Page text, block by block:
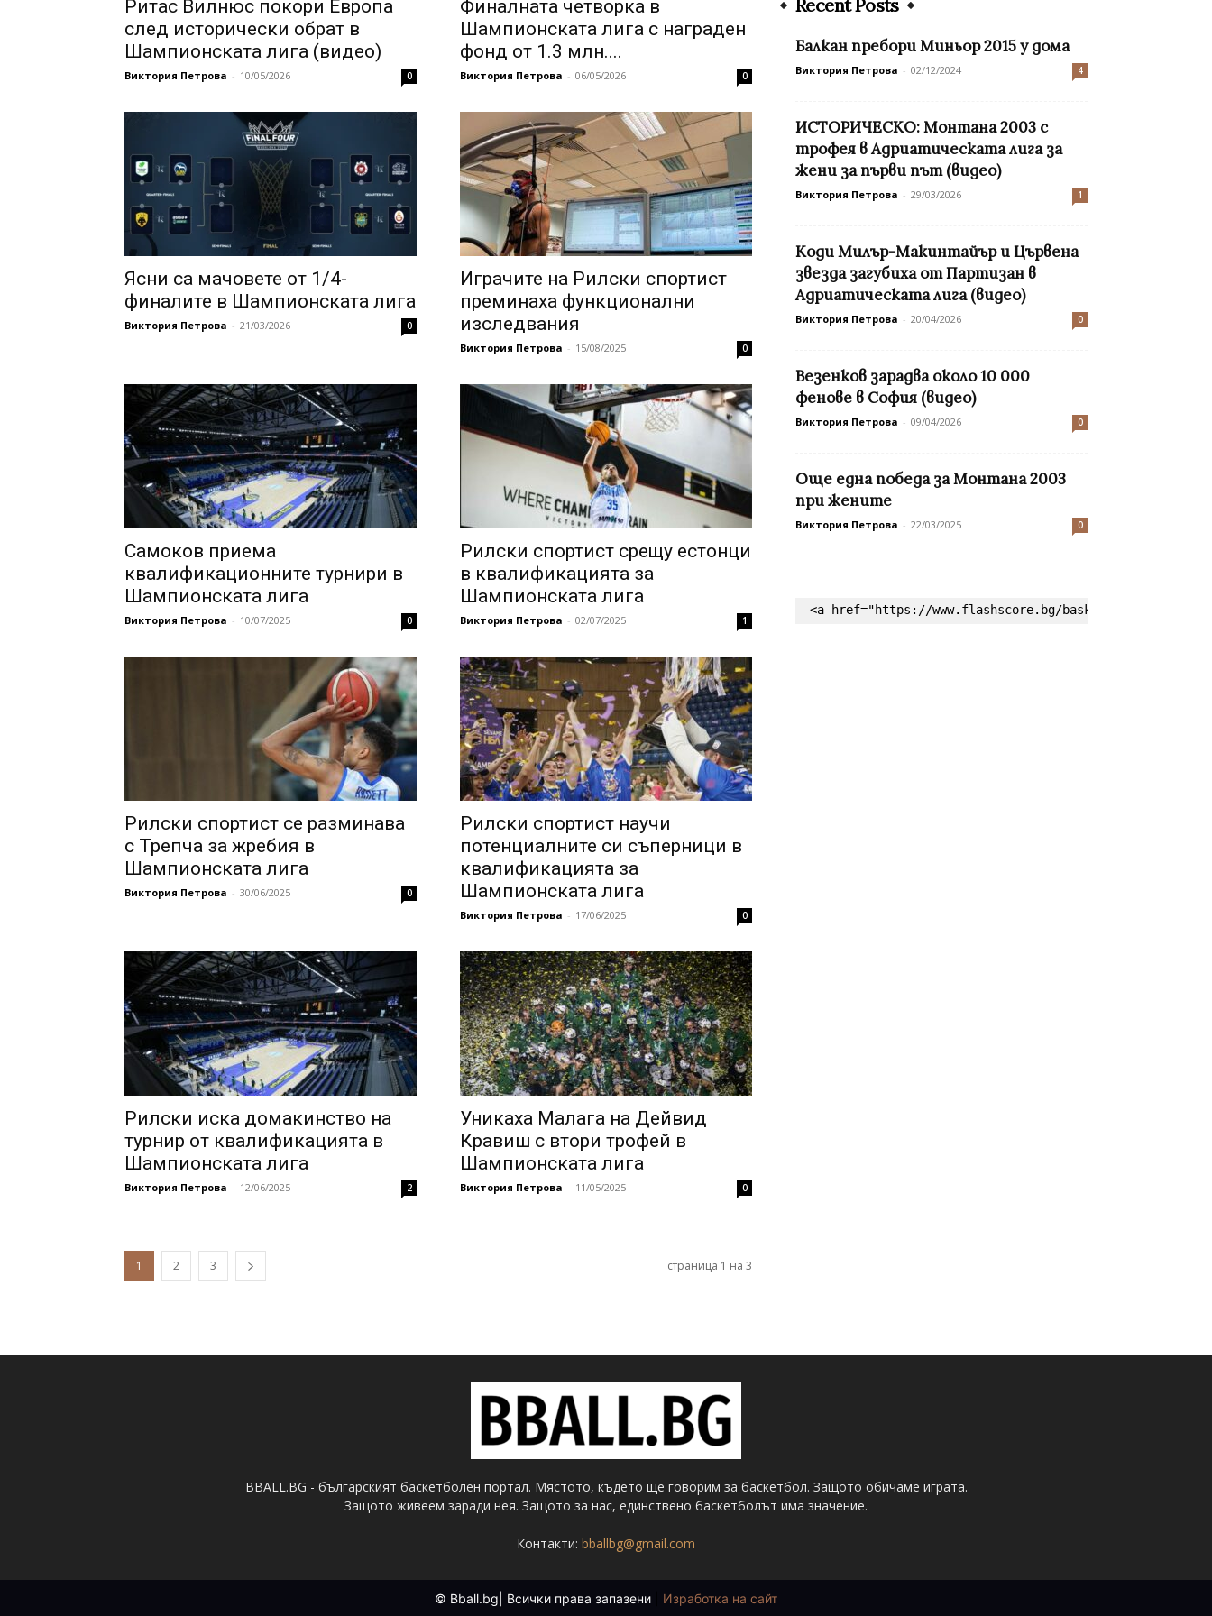
Ритас Вилнюс покори Европа
след исторически обрат в
Шампионската лига (видео)
Виктория Петрова - 10/05/2026 0
Финалната четворка в
Шампионската лига с награден
фонд от 1.3 млн....
Виктория Петрова - 06/05/2026 0
Ясни са мачовете от 1/4-
финалите в Шампионската лига
Виктория Петрова - 21/03/2026 0
Играчите на Рилски спортист
преминаха функционални
изследвания
Виктория Петрова - 15/08/2025 0
Самоков приема
квалификационните турнири в
Шампионската лига
Виктория Петрова - 10/07/2025 0
Рилски спортист срещу естонци
в квалификацията за
Шампионската лига
Виктория Петрова - 02/07/2025 1
Рилски спортист се разминава
с Трепча за жребия в
Шампионската лига
Виктория Петрова - 30/06/2025 0
Рилски спортист научи
потенциалните си съперници в
квалификацията за
Шампионската лига
Виктория Петрова - 17/06/2025 0
Рилски иска домакинство на
турнир от квалификацията в
Шампионската лига
Виктория Петрова - 12/06/2025 2
Уникаха Малага на Дейвид
Кравиш с втори трофей в
Шампионската лига
Виктория Петрова - 11/05/2025 0
1 2 3 страница 1 на 3
Recent Posts
Балкан пребори Миньор 2015 у дома
Виктория Петрова - 02/12/2024 4
ИСТОРИЧЕСКО: Монтана 2003 с
трофея в Адриатическата лига за
жени за първи път (видео)
Виктория Петрова - 29/03/2026 1
Коди Милър-Макинтайър и Цървена
звезда загубиха от Партизан в
Адриатическата лига (видео)
Виктория Петрова - 20/04/2026 0
Везенков зарадва около 10 000
фенове в София (видео)
Виктория Петрова - 09/04/2026 0
Oще една победа за Монтана 2003
при жените
Виктория Петрова - 22/03/2025 0
<a href="https://www.flashscore.bg/basketball/"
BBALL.BG - българският баскетболен портал. Мястото, където ще говорим за баскетбол. Защото обичаме играта.
Защото живеем заради нея. Защото за нас, единствено баскетболът има значение.
Контакти: bballbg@gmail.com
© Bball.bg| Всички права запазени Изработка на сайт